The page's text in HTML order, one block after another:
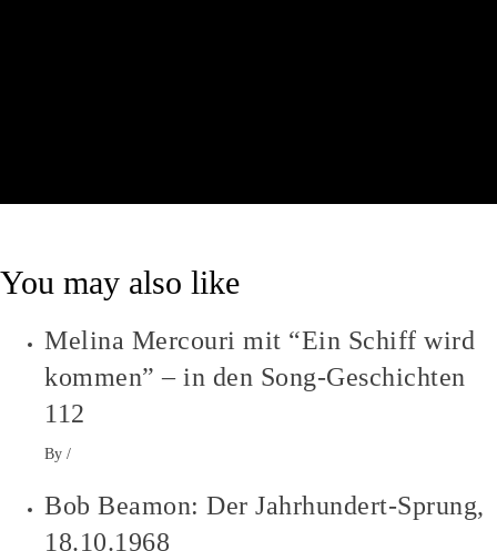
You may also like
Melina Mercouri mit “Ein Schiff wird
kommen” – in den Song-Geschichten
112
By /
Bob Beamon: Der Jahrhundert-Sprung,
18.10.1968